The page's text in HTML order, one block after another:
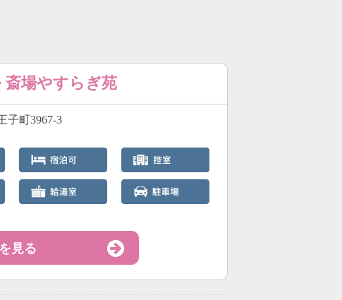
斎場やすらぎ苑
子町3967-3
見る